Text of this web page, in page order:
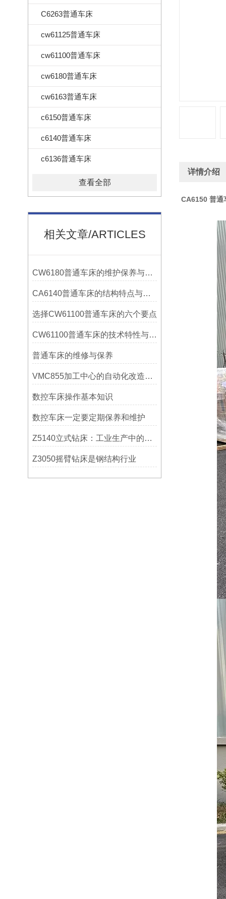
C6263普通车床
cw61125普通车床
cw61100普通车床
cw6180普通车床
cw6163普通车床
c6150普通车床
c6140普通车床
c6136普通车床
查看全部
相关文章/ARTICLES
CW6180普通车床的维护保养与延长使用寿命技巧说明
CA6140普通车床的结构特点与工作原理解析
选择CW61100普通车床的六个要点
CW61100普通车床的技术特性与操作优势
普通车床的维修与保养
VMC855加工中心的自动化改造与智能化应用说明
数控车床操作基本知识
数控车床一定要定期保养和维护
Z5140立式钻床：工业生产中的得力助手
Z3050摇臂钻床是钢结构行业
详情介绍
CA6150 普通